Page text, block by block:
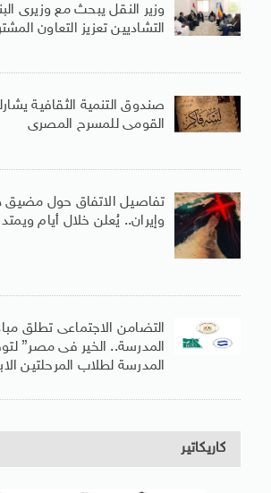
وزير النقل يبحث مع وزيرى
التشاديين تعزيز التعاون
صندوق التنمية الثقافية
القومى للمسرح المصرى
تفاصيل الاتفاق حول مضيق
وإيران.. يُعلن خلال أيام
التضامن الاجتماعى تطلق
المدرسة.. الخير فى مصر”
المدرسة لطلاب المرحلتين
كاريكاتير